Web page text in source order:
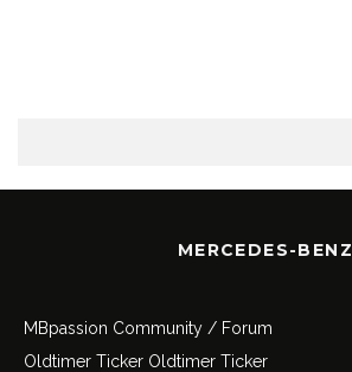
MERCEDES-BENZ
MBpassion Community / Forum
Oldtimer Ticker Oldtimer Ticker